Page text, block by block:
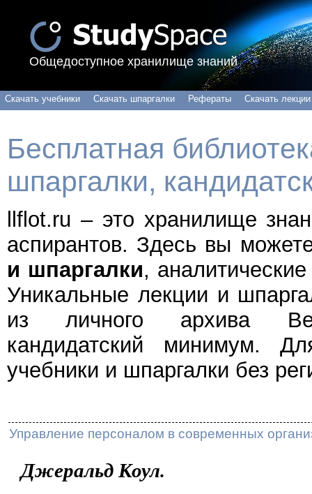
Общедоступное хранилище знаний
Скачать учебники Скачать шпаргалки Рефераты Скачать лекции
Бесплатная
шпаргалки,
llflot.ru – это хранилище
аспирантов. Здесь вы
и шпаргалки,
Уникальные лекции и
из личного архива
кандидатский минимум.
учебники и шпаргалки без
Управление персоналом в современных
Джеральд Коул.